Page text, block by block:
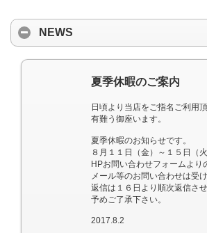
NEWS
夏季休暇のご案内
日頃より当店をご指名ご利用
有難う御座います。
夏季休暇のお知らせです。
８月１１日（金）～１５日（火）までお休
HPお問い合わせフォームより
メール等のお問い合わせは受け付
返信は１６日より順次返信させて
予めご了承下さい。
2017.8.2